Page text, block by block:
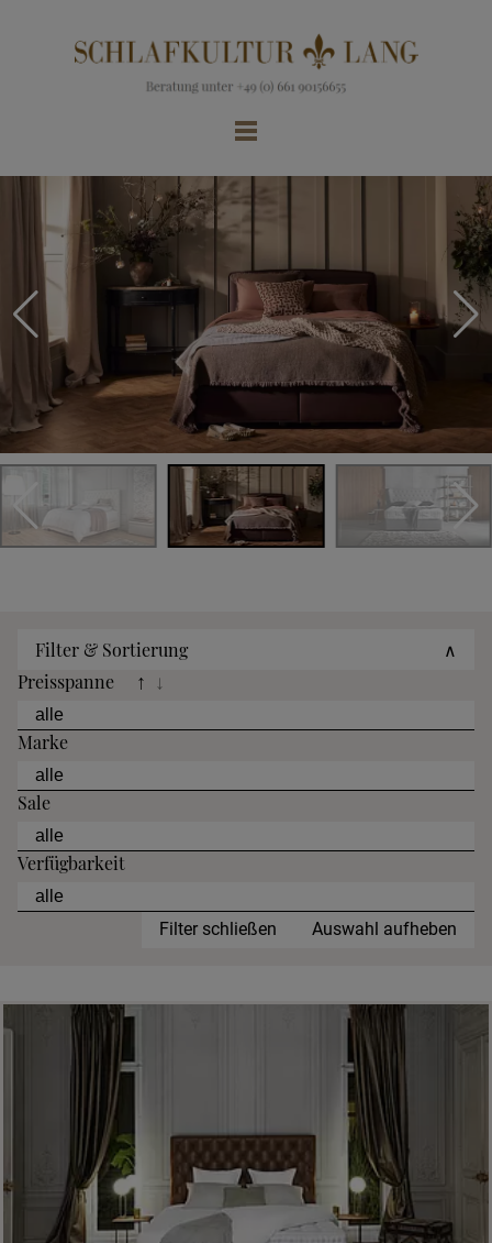
Filter & Sortierung
∧
Preisspanne
↑ ↓
Marke
Sale
Verfügbarkeit
Filter schließen Auswahl aufheben